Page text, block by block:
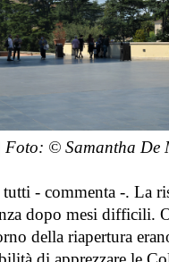
© Samantha De
- commenta -. La
dopo mesi difficili.
della riapertura